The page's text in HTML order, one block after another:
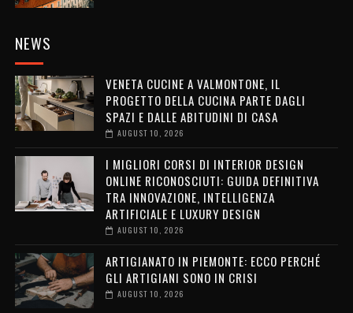
NEWS
VENETA CUCINE A VALMONTONE, IL
PROGETTO DELLA CUCINA PARTE DAGLI
SPAZI E DALLE ABITUDINI DI CASA
AUGUST 10, 2026
I MIGLIORI CORSI DI INTERIOR DESIGN
ONLINE RICONOSCIUTI: GUIDA DEFINITIVA
TRA INNOVAZIONE, INTELLIGENZA
ARTIFICIALE E LUXURY DESIGN
AUGUST 10, 2026
ARTIGIANATO IN PIEMONTE: ECCO PERCHÉ
GLI ARTIGIANI SONO IN CRISI
AUGUST 10, 2026